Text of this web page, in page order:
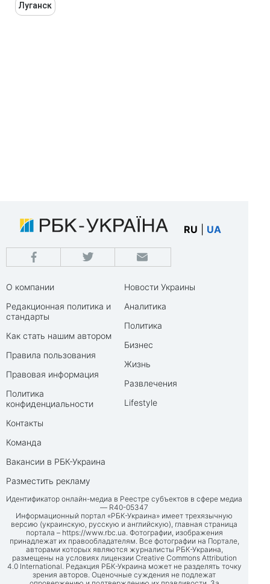
Луганск
RU UA
О компании
Редакционная политика и
стандарты
Как стать нашим автором
Правила пользования
Правовая информация
Политика
конфиденциальности
Контакты
Команда
Вакансии в РБК-Украина
Разместить рекламу
Новости Украины
Аналитика
Политика
Бизнес
Жизнь
Развлечения
Lifestyle
Идентификатор онлайн-медиа в Реестре субъектов в сфере медиа
— R40-05347
Информационный портал «РБК-Украина» имеет трехязычную
версию (украинскую, русскую и английскую), главная страница
портала – https://www.rbc.ua. Фотографии, изображения
принадлежат их правообладателям. Все фотографии на Портале,
авторами которых являются журналисты РБК-Украина,
размещены на условиях лицензии Creative Commons Attribution
4.0 International. Редакция РБК-Украина может не разделять точку
зрения авторов. Оценочные суждения не подлежат